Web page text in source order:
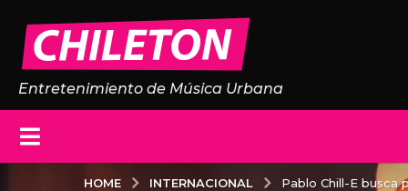
Entretenimiento de Música Urbana
HOME INTERNACIONAL Pablo Chill-E busca